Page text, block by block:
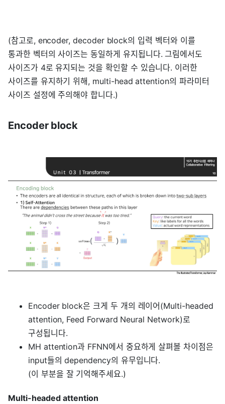
(참고로, encoder, decoder block의 입력 벡터와 이를
통과한 벡터의 사이즈는 동일하게 유지됩니다. 그림에서도
사이즈가 4로 유지되는 것을 확인할 수 있습니다. 이러한
사이즈를 유지하기 위해, multi-head attention의 파라미터
사이즈 설정에 주의해야 합니다.)
Encoder block
Encoder block은 크게 두 개의 레이어(Multi-headed
attention, Feed Forward Neural Network)로
구성됩니다.
MH attention과 FFNN에서 중요하게 살펴볼 차이점은
input들의 dependency의 유무입니다.
(이 부분을 잘 기억해주세요.)
Multi-headed attention